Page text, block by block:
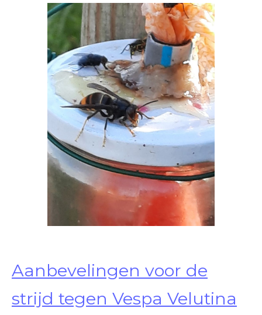
Aanbevelingen voor de
strijd tegen Vespa Velutina